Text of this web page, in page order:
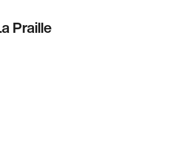
Praille